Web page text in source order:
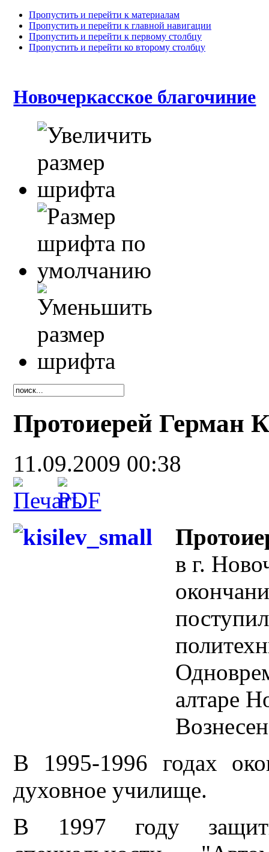
Пропустить и перейти к материалам
Пропустить и перейти к главной навигации
Пропустить и перейти к первому столбцу
Пропустить и перейти ко второму столбцу
Новочеркасское благочиние
Протоиерей Герман
11.09.2009 00:38
в г.
алтаре
В 1995-1996 годах
духовное училище.
В 1997 году